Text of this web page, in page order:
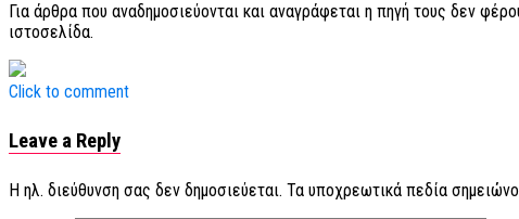
Για άρθρα που αναδημοσιεύονται και αναγράφεται η πηγή τους δεν
ιστοσελίδα.
Click to comment
Leave a Reply
Η ηλ. διεύθυνση σας δεν δημοσιεύεται. Τα υποχρεωτικά πεδία